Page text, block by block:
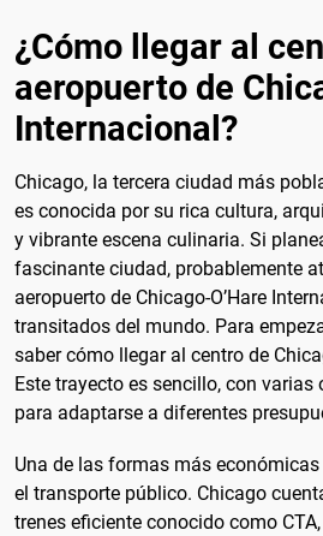
¿Cómo llegar al
aeropuerto de
Internacional?
Chicago, la tercera ciudad más
es conocida por su rica cultura,
y vibrante escena culinaria. Si
fascinante ciudad, probablemente
aeropuerto de Chicago-O’Hare
transitados del mundo. Para
saber cómo llegar al centro de
Este trayecto es sencillo, con
para adaptarse a diferentes
Una de las formas más
el transporte público. Chicago
trenes eficiente conocido como